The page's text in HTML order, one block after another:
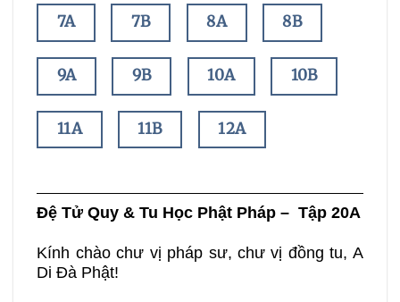
7A 7B 8A 8B
9A 9B 10A 10B
11A 11B 12A
Đệ Tử Quy & Tu Học Phật Pháp – Tập 20A
Kính chào chư vị pháp sư, chư vị đồng tu, A
Di Đà Phật!